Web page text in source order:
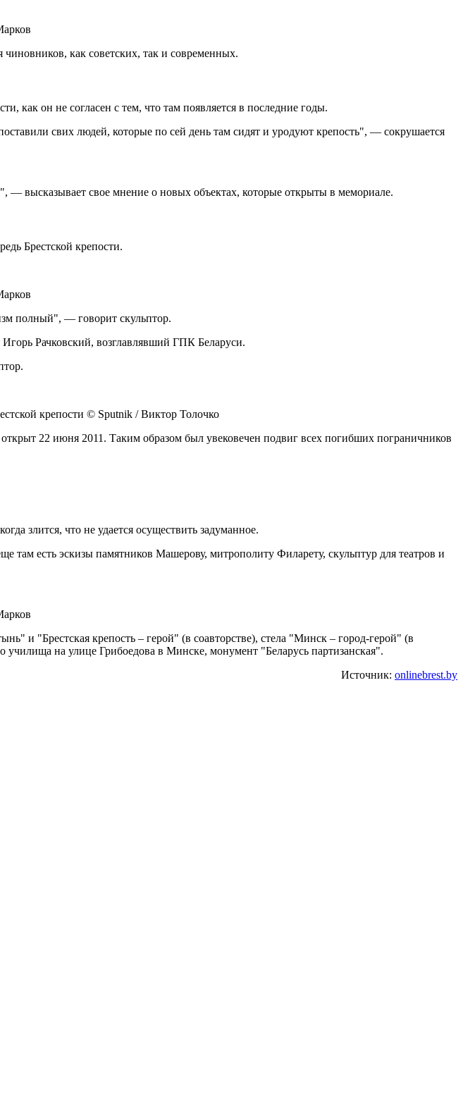
как советских, так и современных.
как он не согласен с тем, что там появляется в последние годы.
свих людей, которые по сей день там сидят и уродуют крепость", — сокрушается
— высказывает свое мнение о новых объектах, которые открыты в мемориале.
Брестской крепости.
полный", — говорит скульптор.
Рачковский, возглавлявший ГПК Беларуси.
крепости © Sputnik / Виктор Толочко
22 июня 2011. Таким образом был увековечен подвиг всех погибших пограничников
злится, что не удается осуществить задуманное.
там есть эскизы памятников Машерову, митрополиту Филарету, скульптур для театров и
и "Брестская крепость – герой" (в соавторстве), стела "Минск – город-герой" (в
на улице Грибоедова в Минске, монумент "Беларусь партизанская".
Источник: onlinebrest.by